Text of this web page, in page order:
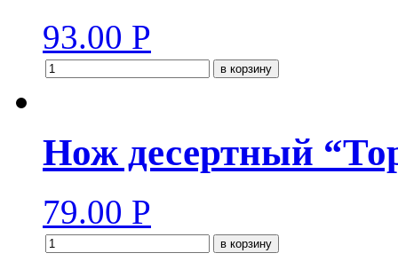
93.00 Р
в корзину
Нож десертный
79.00 Р
в корзину